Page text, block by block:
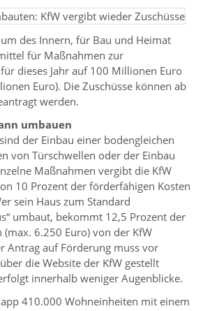
des Innern, für Bau und Heimat
für Maßnahmen zur
dieses Jahr auf 100 Millionen Euro
Euro). Die Zuschüsse können ab
werden.
umbauen
der Einbau einer bodengleichen
von Türschwellen oder der Einbau
Maßnahmen vergibt die KfW
10 Prozent der förderfähigen Kosten
sein Haus zum Standard
umbaut, bekommt 12,5 Prozent der
6.250 Euro) von der KfW
Antrag auf Förderung muss vor
die Website der KfW gestellt
innerhalb weniger Augenblicke.
410.000 Wohneinheiten mit einem